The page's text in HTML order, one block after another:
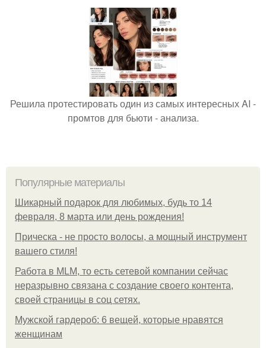
Решила протестировать один из самых интересных AI -
промтов для бьюти - анализа.
Популярные материалы
Шикарный подарок для любимых, будь то 14
февраля, 8 марта или день рождения!
Прическа - не просто волосы, а мощный инструмент
вашего стиля!
Работа в MLM, то есть сетевой компании сейчас
неразрывно связана с создание своего контента,
своей страницы в соц сетях.
Мужской гардероб: 6 вещей, которые нравятся
женщинам